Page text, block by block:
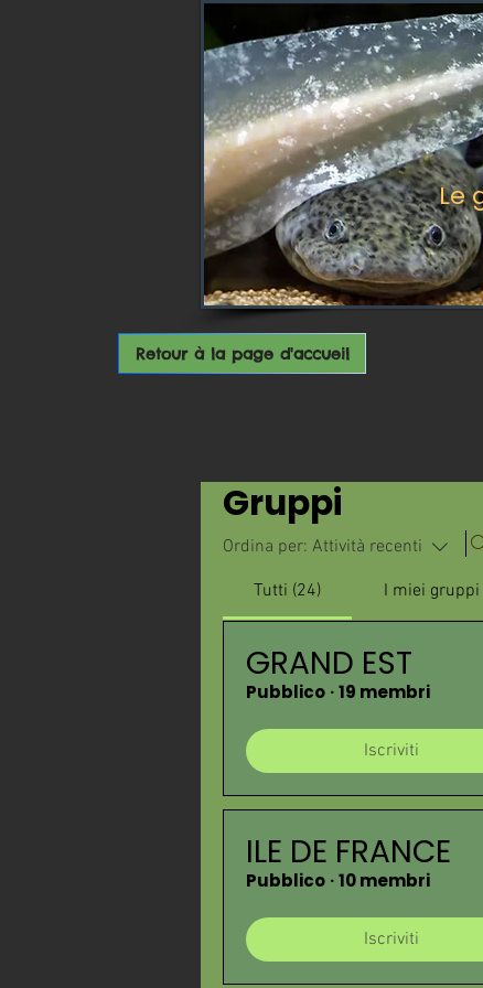
Le
Gruppi
Ordina per: Attività recenti
Tutti (24) I miei gruppi
GRAND EST
Pubblico ·19 membri
Iscriviti
ILE DE FRANCE
Pubblico ·10 membri
Iscriviti
Retour à la page d'accueil